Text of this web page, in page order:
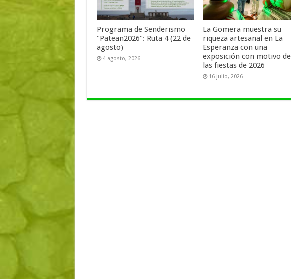
Programa de Senderismo
"Patean2026": Ruta 4 (22 de
agosto)
4 agosto, 2026
La Gomera muestra su
riqueza artesanal en La
Esperanza con una
exposición con motivo de
las fiestas de 2026
16 julio, 2026